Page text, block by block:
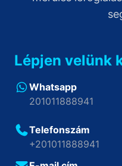
Lépjen velünk
Whatsapp
201011888941
Telefonszám
+201011888941